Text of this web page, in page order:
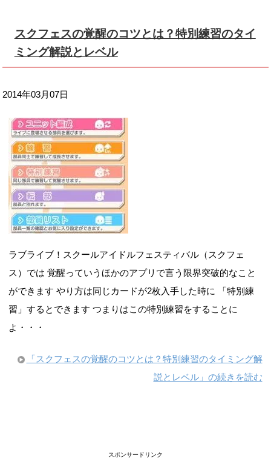
スクフェスの覚醒のコツとは？特別練習のタイ
ミング解説とレベル
2014年03月07日
ラブライブ！スクールアイドルフェスティバル（スクフェ
ス）では 覚醒っていうほかのアプリで言う限界突破的なこと
ができます やり方は同じカードが2枚入手した時に 「特別練
習」するとできます つまりはこの特別練習をすることに
よ・・・
「スクフェスの覚醒のコツとは？特別練習のタイミング解
説とレベル」の続きを読む
スポンサードリンク